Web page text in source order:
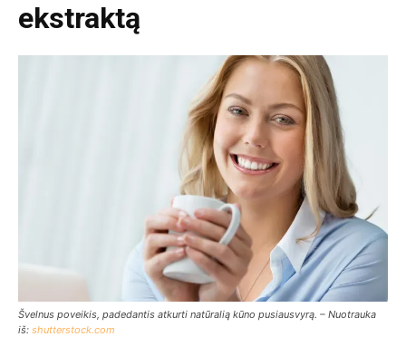
ekstraktą
Švelnus poveikis, padedantis atkurti natūralią kūno pusiausvyrą. – Nuotrauka
iš: shutterstock.com